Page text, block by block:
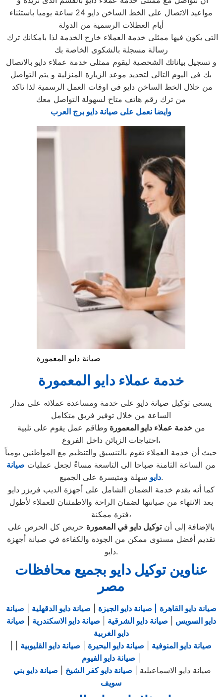
مواعيد الاتصال على الخط الساخن دايو 24 ساعة يوميا باستثناء
أيام العطلات الرسمية من الدولة
رسالة مسجلة بالشكوى الخاصة بك
و تسجيل بياناتك الشخصية ليقوم ممثلى خدمة عملاء دايو بالاتصال
بك فى اليوم التالى لتحديد موعد الزيارة المنزلية و يتم التواصل
من ترك رقم هاتف متاح لسهولة التواصل معك
وايضا نعمل على صيانة دايو برج العرب
صيانة دايو المعمورة
خدمة عملاء دايو المعمورة
يسعى توكيل صيانة دايو على خدمة ومساعدة عملائه على مدار
الساعة من خلال توفير فريق متكامل
منخدمة عملاء دايو المعمورة وطاقم عمل يقوم على تلبية
احتياجات الزبائن داخل الفروع،
حيث أن خدمة العملاء تقوم بالتنسيق والتنظيم مع المواطنين يومياً
من الساعة الثامنة صباحا الى التاسعة مساءً لجعل عمليات صيانة
دايوسهلة ومتيسرة على الجميع.
كما أنه يقدم خدمة الضمان الشامل على أجهزة الديب فريزر دايو
بعد الانتهاء من صيانتها لضمان الراحة والاطمئنان للعملاء لأطول
فترة ممكنة،
بالإضافة إلى أنتوكيل دايو في المعمورة حريص كل الحرص على
تقديم أفضل مستوى ممكن من الجودة والكفاءة في صيانة أجهزة
دايو.
عناوين توكيل دايو بجميع محافظات
مصر
صيانة دايو القاهرة | صيانة دايو الجيزة صيانة دايو الدقهلية
صيانة
دايو السويس
صيانة دايو الشرقية صيانة دايو الاسكندرية
صيانة
دايو الغربية
صيانة دايو المنوفية صيانة دايو البحيرة صيانة دايو القليوبية
صيانة دايو الفيوم
صيانة دايو الاسماعيلية | صيانة دايو كفر الشيخ
صيانة دايو بني
سويف